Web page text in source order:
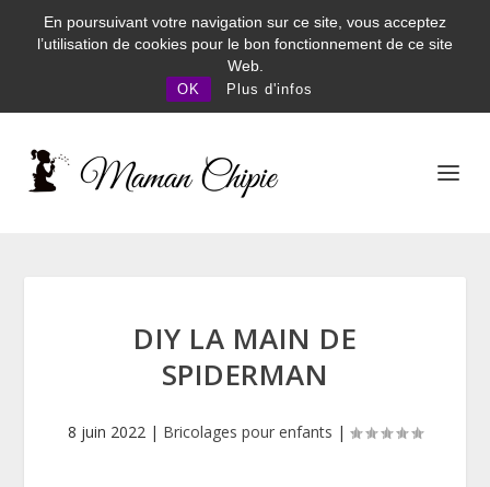
En poursuivant votre navigation sur ce site, vous acceptez
l’utilisation de cookies pour le bon fonctionnement de ce site
Web.
OK Plus d'infos
DIY LA MAIN DE
SPIDERMAN
8 juin 2022 | Bricolages pour enfants |